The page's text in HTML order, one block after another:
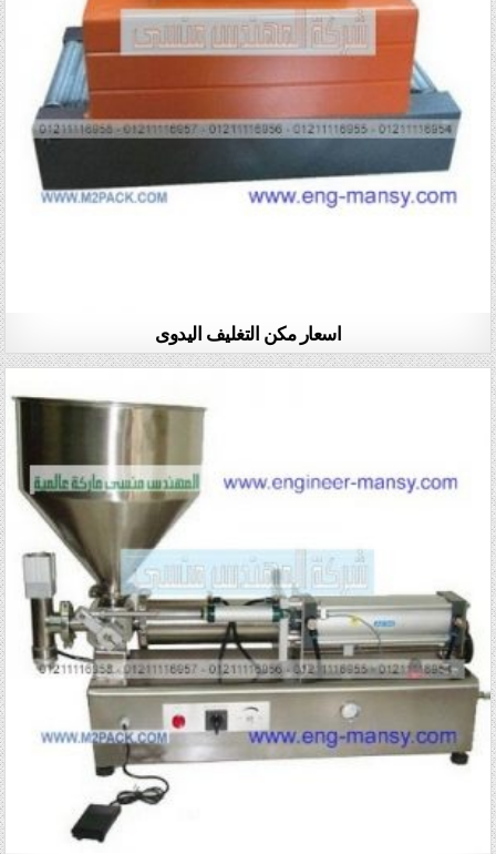
اسعار مكن التغليف اليدوى